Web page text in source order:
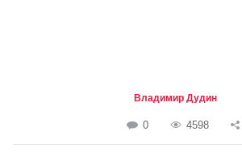
Владимир Дудин
0 4598